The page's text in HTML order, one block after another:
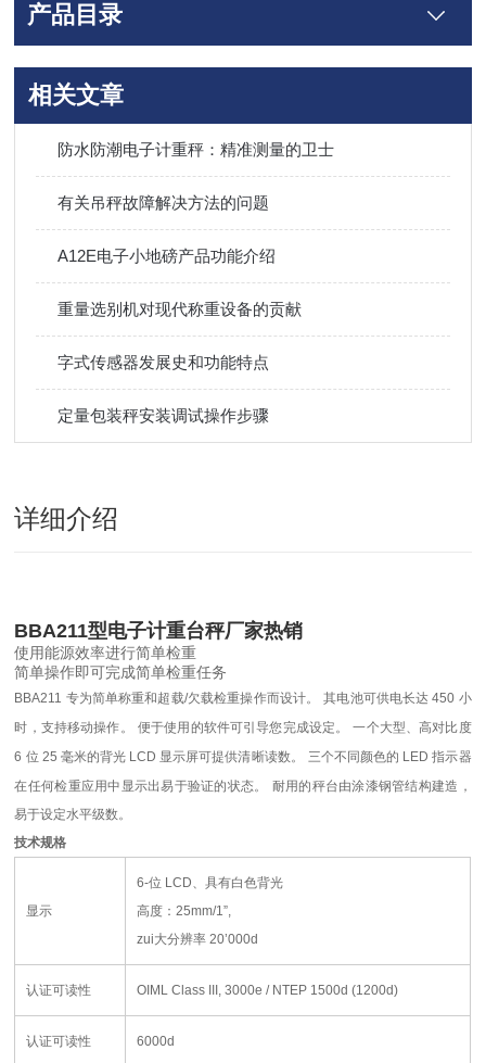
产品目录
相关文章
防水防潮电子计重秤：精准测量的卫士
有关吊秤故障解决方法的问题
A12E电子小地磅产品功能介绍
重量选别机对现代称重设备的贡献
字式传感器发展史和功能特点
定量包装秤安装调试操作步骤
详细介绍
BBA211型电子计重台秤厂家热销
使用能源效率进行简单检重
简单操作即可完成简单检重任务
BBA211 专为简单称重和超载/欠载检重操作而设计。 其电池可供电长达 450 小
时，支持移动操作。
便于使用的软件可引导您完成设定。
一个大型、高对比度
6 位 25 毫米的背光 LCD 显示屏可提供清晰读数。 三个不同颜色的 LED指示器
在任何检重应用中显示出易于验证的状态。
耐用的秤台由涂漆钢管结构建造，
易于设定水平级数。
技术规格
显示
6-位 LCD、具有白色背光
高度：25mm/1”,
zui大分辨率 20’000d
认证可读性 OIML Class III, 3000e / NTEP 1500d (1200d)
认证可读性 6000d